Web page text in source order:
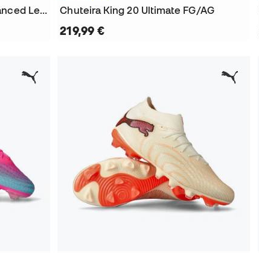
Chuteira Future 9 Match Advanced Level FG/AG Criança Chuteira King 20 Ultimate FG/AG
219,99 €